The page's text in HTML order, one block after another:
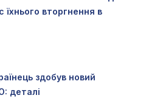
їхнього вторгнення в
здобув новий
деталі